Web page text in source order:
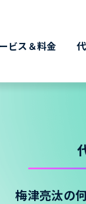
ビス＆料金
梅津亮汰の